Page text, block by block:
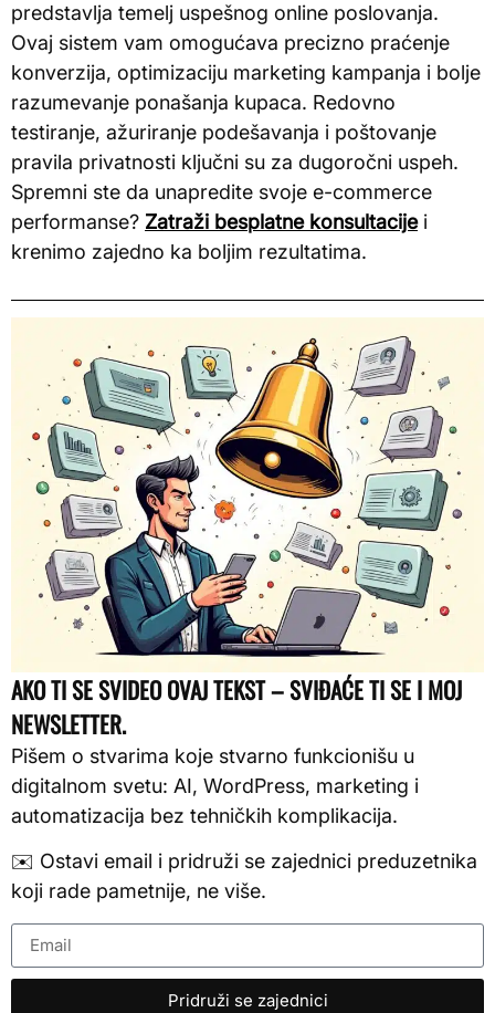
predstavlja temelj uspešnog online poslovanja.
Ovaj sistem vam omogućava precizno praćenje
konverzija, optimizaciju marketing kampanja i bolje
razumevanje ponašanja kupaca. Redovno
testiranje, ažuriranje podešavanja i poštovanje
pravila privatnosti ključni su za dugoročni uspeh.
Spremni ste da unapredite svoje e-commerce
performanse? Zatraži besplatne konsultacijei
krenimo zajedno ka boljim rezultatima.
AKO TI SE SVIDEO OVAJ TEKST – SVIĐAĆE TI SE I MOJ
NEWSLETTER.
Pišem o stvarima koje stvarno funkcionišu u
digitalnom svetu: AI, WordPress, marketing i
automatizacija bez tehničkih komplikacija.
✉️ Ostavi email i pridruži se zajednici preduzetnika
koji rade pametnije, ne više.
Pridruži se zajednici